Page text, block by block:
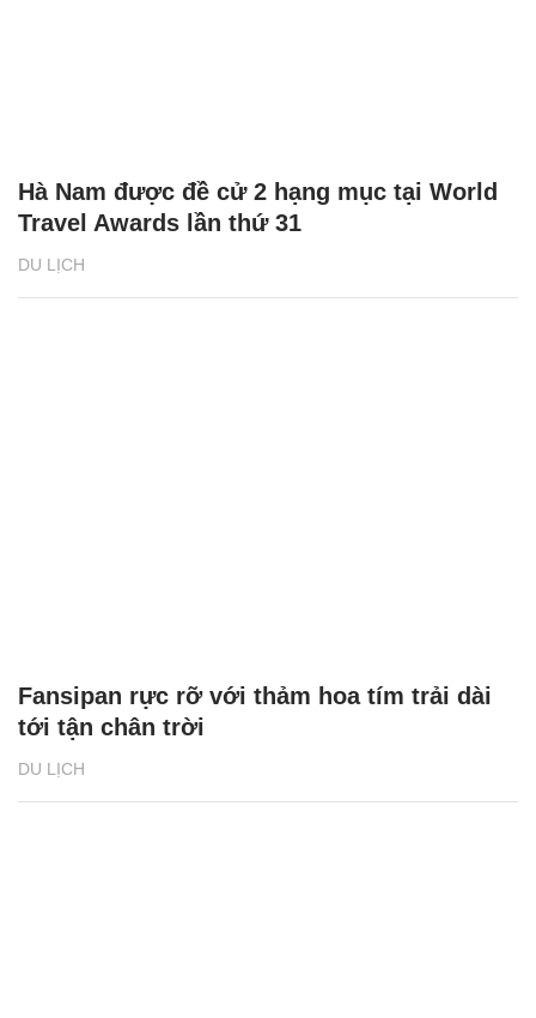
DU LỊCH
Hà Nam được đề cử 2 hạng mục tại World
Travel Awards lần thứ 31
DU LỊCH
Fansipan rực rỡ với thảm hoa tím trải dài
tới tận chân trời